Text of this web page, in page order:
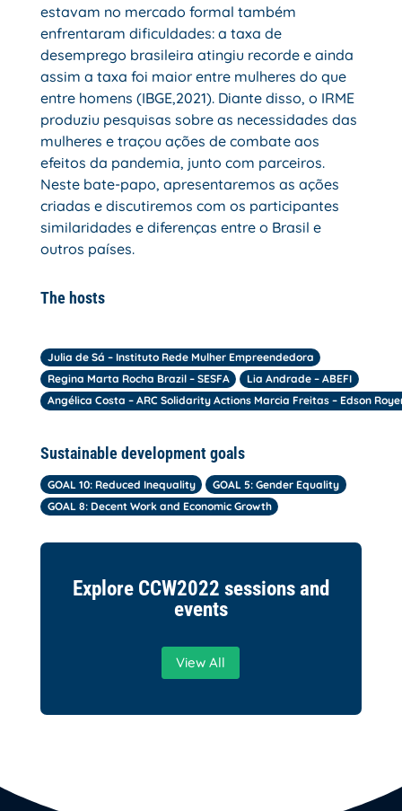
estavam no mercado formal também
enfrentaram dificuldades: a taxa de
desemprego brasileira atingiu recorde e ainda
assim a taxa foi maior entre mulheres do que
entre homens (IBGE,2021). Diante disso, o IRME
produziu pesquisas sobre as necessidades das
mulheres e traçou ações de combate aos
efeitos da pandemia, junto com parceiros.
Neste bate-papo, apresentaremos as ações
criadas e discutiremos com os participantes
similaridades e diferenças entre o Brasil e
outros países.
The hosts
Julia de Sá – Instituto Rede Mulher Empreendedora
Regina Marta Rocha Brazil – SESFA
Lia Andrade – ABEFI
Angélica Costa – ARC Solidarity Actions Marcia Freitas – Edson
Sustainable development goals
GOAL 10: Reduced Inequality
GOAL 5: Gender Equality
GOAL 8: Decent Work and Economic Growth
Explore CCW2022 sessions and
events
View All